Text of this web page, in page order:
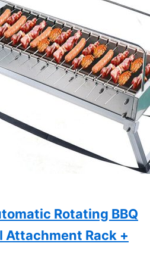
Rotating BBQ
Attachment Rack +